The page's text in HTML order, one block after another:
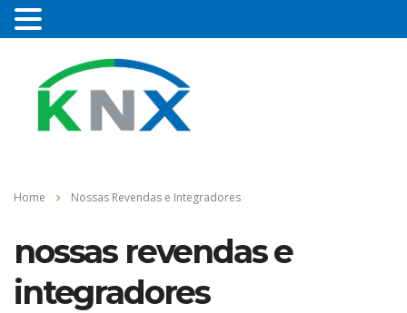
Home Nossas Revendas e Integradores
nossas revendas e
integradores